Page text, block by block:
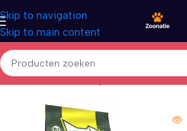
Skip to navigation
Skip to main content
Home/Honden/Droogvoer